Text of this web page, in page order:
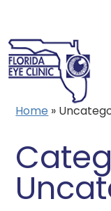
Home »